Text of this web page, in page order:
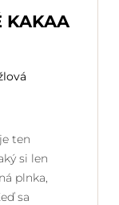
KAKAA
ten
si len
plnka,
sa